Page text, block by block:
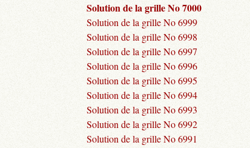
Solution de la grille No 7000
Solution de la grille No 6999
Solution de la grille No 6998
Solution de la grille No 6997
Solution de la grille No 6996
Solution de la grille No 6995
Solution de la grille No 6994
Solution de la grille No 6993
Solution de la grille No 6992
Solution de la grille No 6991